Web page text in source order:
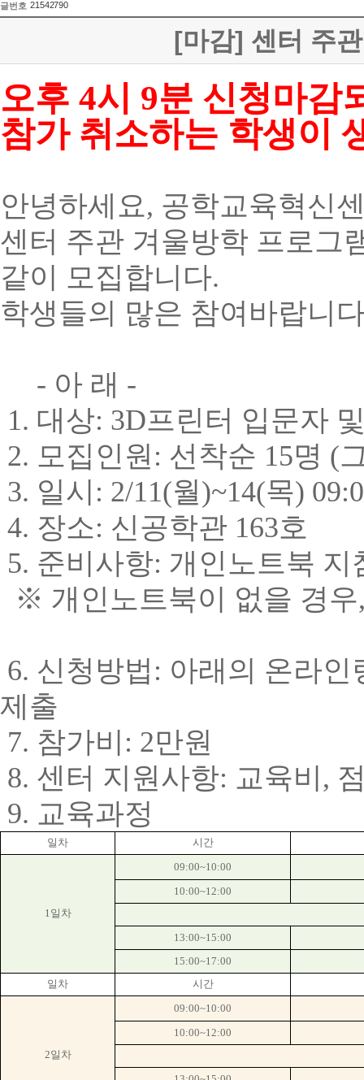
글번호 21542790
[마감] 센터 주
오후 4시 9분 신청마감
참가 취소하는 학생이
안녕하세요, 공학교육혁신
센터 주관 겨울방학 프로그
같이 모집합니다.
학생들의 많은 참여바랍니
- 아 래 -
1. 대상: 3D프린터 입문자
2. 모집인원 : 선착순 15명 (
3. 일시 : 2/11(월)~14(목)
4. 장소: 신공학관 163호
5. 준비사항: 개인노트북 지
※ 개인노트북이 없을 경우
6. 신청방법 : 아래의 온라인
제출
7. 참가비 : 2만원
8. 센터 지원사항: 교육비 ,
9. 교육과정
일차 시간
1일차
09:00~10:00
10:00~12:00
13:00~15:00
15:00~17:00
일차
시간
2일차
09:00~10:00
10:00~12:00